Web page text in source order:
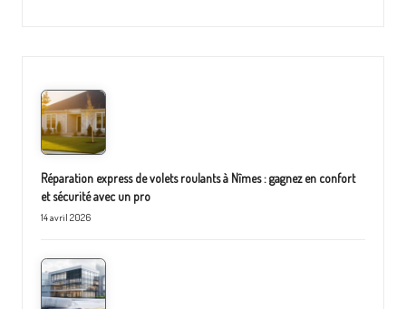
Réparation express de volets roulants à Nîmes : gagnez en confort
et sécurité avec un pro
14 avril 2026